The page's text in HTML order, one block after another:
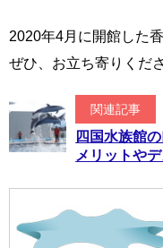
2020年4月に開館した
ぜひ、お立ち寄りくださ
関連記事
四国水族館
メリットや